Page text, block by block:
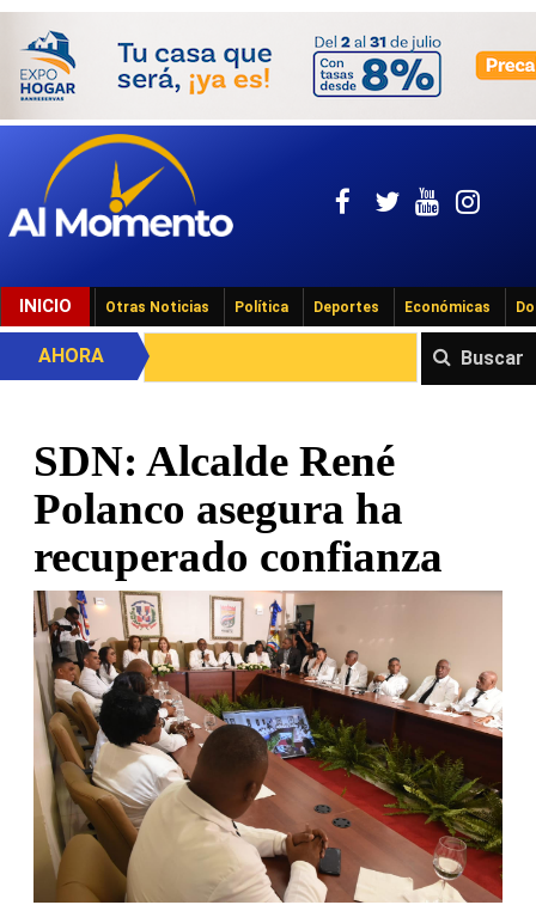
INICIO Otras Noticias Política Deportes Económicas
Buscar
AHORA
SDN: Alcalde René
Polanco asegura ha
recuperado confianza